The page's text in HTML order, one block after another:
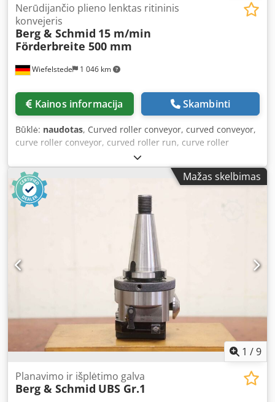
Wiefelstede 1 046 km
Nerūdijančio plieno lenktas ritininis
konvejeris
Berg & Schmid 15 m/min
Förderbreite 500 mm
Kainos informacija Skambinti
Būklė: naudotas, Curved roller conveyor, curved conveyor,
curve roller conveyor, curved roller run, curve roller
conveyor, roller curve, powered curved conveyor, roller
conveyor, curve roller conveyor Crsdpfx Ajtvb Eysi Aof -
Manufacturer: Schmid Fördertechnik, 90° powered curve
roller conveyor -Housing: Stainless steel -Rollers: Ø 55–85 x
500 mm -Speed: 15 m/min -Drive: SEW-Eurodrive, see
photo of nameplate -Conveyor width: approx. 500 mm -
Transport dimensions: 2000/1200/H830 mm -Weight: 141
Mažas skelbimas
1 /9
Planavimo ir išplėtimo galva
Berg & Schmid UBS Gr.1